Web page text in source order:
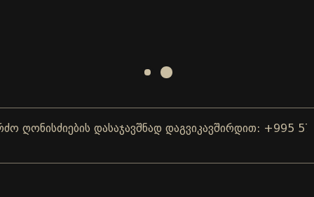
დასაჯავშნად დაგვიკავშირდით: +995 577